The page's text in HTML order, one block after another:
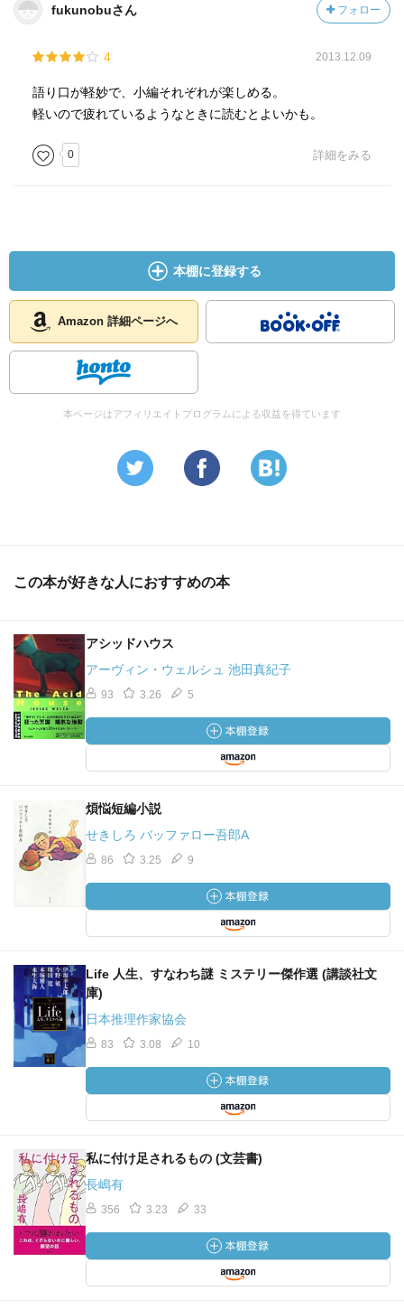
fukunobuさん フォロー
4 2013.12.09
語り口が軽妙で、小編それぞれが楽しめる。
軽いので疲れているようなときに読むとよいかも。
0 詳細をみる
本棚に登録する
Amazon 詳細ページへ
本ページはアフィリエイトプログラムによる収益を得ています
この本が好きな人におすすめの本
アシッドハウス
アーヴィン・ウェルシュ 池田真紀子
93 3.26 5
煩悩短編小説
せきしろ バッファロー吾郎A
86 3.25 9
Life 人生、すなわち謎 ミステリー傑作選 (講談社文
庫)
日本推理作家協会
83 3.08 10
私に付け足されるもの (文芸書)
長嶋有
356 3.23 33